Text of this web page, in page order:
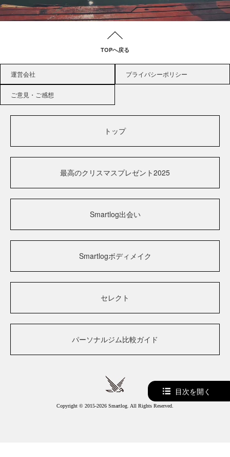
TOPへ戻る
運営会社 プライバシーポリシー
ご意見・ご感想
トップ
最高のクリスマスプレゼント2025
Smartlog出会い
Smartlogボディメイク
セレクト
パーソナルジム比較ガイド
Copyright © 2015-2026 Smartlog. All Rights Reserved.
目次を開く